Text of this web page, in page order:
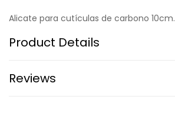
Alicate para cutículas de carbono 10cm.
Product Details
Reviews